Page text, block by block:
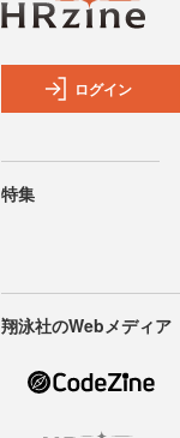
ログイン
特集
翔泳社のWebメディア